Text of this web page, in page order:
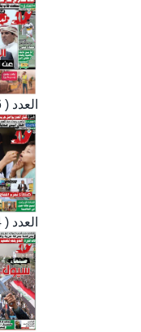
العدد ( 1906)
العدد ( 1904)